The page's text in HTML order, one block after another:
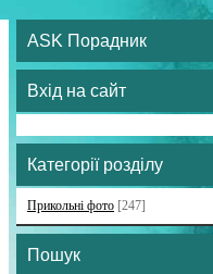
ASK Порадник
Вхід на сайт
Категорії розділу
Прикольні фото [247]
Пошук